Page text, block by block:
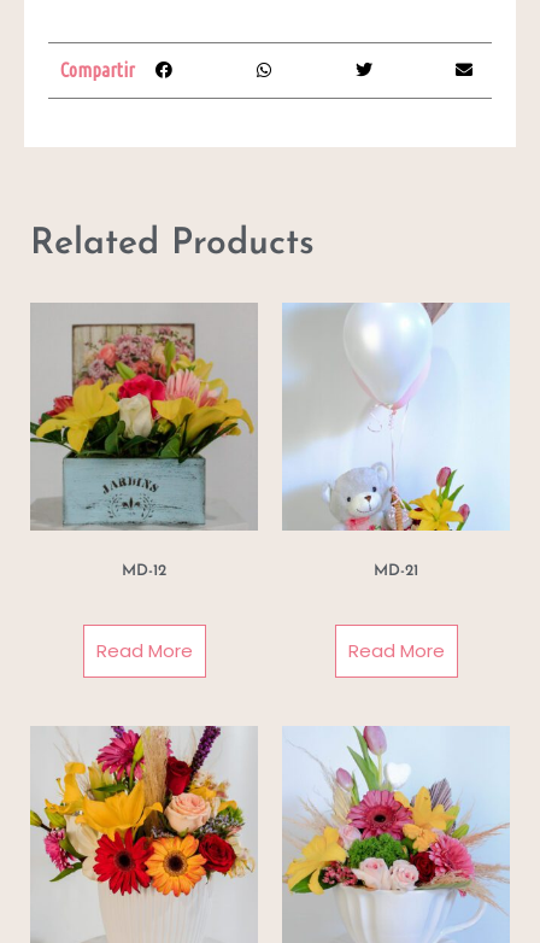
Compartir
Related Products
MD-12
Read More
MD-21
Read More